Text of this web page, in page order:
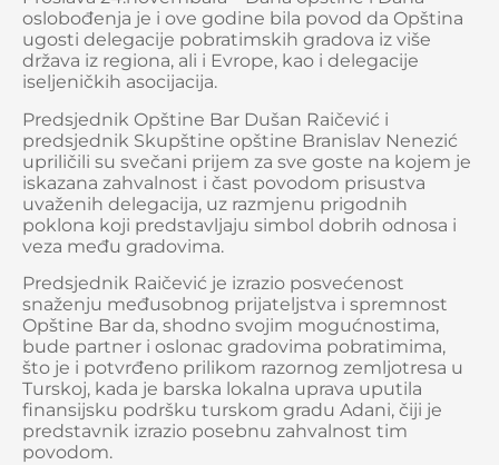
oslobođenja je i ove godine bila povod da Opština
ugosti delegacije pobratimskih gradova iz više
država iz regiona, ali i Evrope, kao i delegacije
iseljeničkih asocijacija.
Predsjednik Opštine Bar Dušan Raičević i
predsjednik Skupštine opštine Branislav Nenezić
upriličili su svečani prijem za sve goste na kojem je
iskazana zahvalnost i čast povodom prisustva
uvaženih delegacija, uz razmjenu prigodnih
poklona koji predstavljaju simbol dobrih odnosa i
veza među gradovima.
Predsjednik Raičević je izrazio posvećenost
snaženju međusobnog prijateljstva i spremnost
Opštine Bar da, shodno svojim mogućnostima,
bude partner i oslonac gradovima pobratimima,
što je i potvrđeno prilikom razornog zemljotresa u
Turskoj, kada je barska lokalna uprava uputila
finansijsku podršku turskom gradu Adani, čiji je
predstavnik izrazio posebnu zahvalnost tim
povodom.